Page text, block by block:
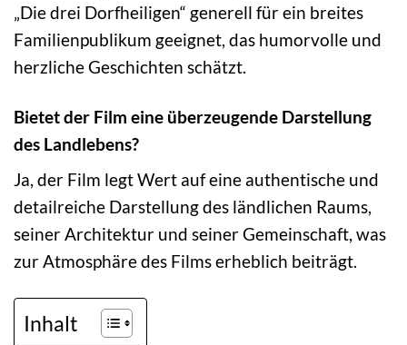
„Die drei Dorfheiligen“ generell für ein breites
Familienpublikum geeignet, das humorvolle und
herzliche Geschichten schätzt.
Bietet der Film eine überzeugende Darstellung
des Landlebens?
Ja, der Film legt Wert auf eine authentische und
detailreiche Darstellung des ländlichen Raums,
seiner Architektur und seiner Gemeinschaft, was
zur Atmosphäre des Films erheblich beiträgt.
Inhalt